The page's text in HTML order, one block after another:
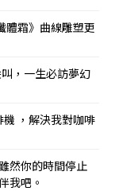
體霜》曲線雕塑更
，一生必訪夢幻
，解決我對咖啡
然你的時間停止
我吧。